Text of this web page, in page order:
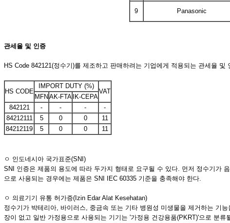
9 Panasonic
관세율 및 인증
HS Code 842121(정수기)를 제조하고 판매하려는 기업에게 적용되는 관세율 및
HS CODE
IMPORT DUTY (%)
VAT
MFN AK-FTA IK-CEPA
842121
- - -
-
84212111
5 0 0
11
84212119
5 0 0
11
ㅇ 인도네시아 국가표준(SNI)
SNI 인증은 제품의 용도에 따라 두가지 형태로 요구될 수 있다. 먼저 정수기가
으로 사용되는 경우에는 제품은 SNI IEC 60335 기준을 충족해야 한다.
ㅇ 의료기기 유통 허가증(Izin Edar Alat Kesehatan)
정수기가 박테리아, 바이러스, 중금속 또는 기타 병원성 미생물을 제거하는 기
장이 없고 일반 가정용으로 사용되는 기기는 '가정용 건강용품(PKRT)'으로 분